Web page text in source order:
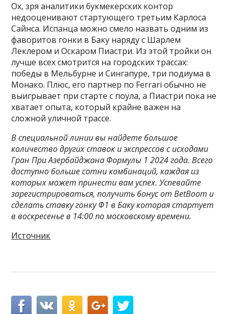
Ох, зря аналитики букмекерских контор
недооценивают стартующего третьим Карлоса
Сайнса. Испанца можно смело назвать одним из
фаворитов гонки в Баку наряду с Шарлем
Леклером и Оскаром Пиастри. Из этой тройки он
лучше всех смотрится на городских трассах:
победы в Мельбурне и Сингапуре, три подиума в
Монако. Плюс, его партнер по Ferrari обычно не
выигрывает при старте с поула, а Пиастри пока не
хватает опыта, который крайне важен на
сложной уличной трассе.
В специальной линии вы найдете большое
количество других ставок и экспрессов с исходами
Гран При Азербайджана Формулы 1 2024 года. Всего
доступно больше сотни комбинаций, каждая из
которых может принести вам успех. Успевайте
зарегистрироваться, получить бонус от BetBoom и
сделать ставку гонку Ф1 в Баку которая стартует
в воскресенье в 14:00 по московскому времени.
Источник